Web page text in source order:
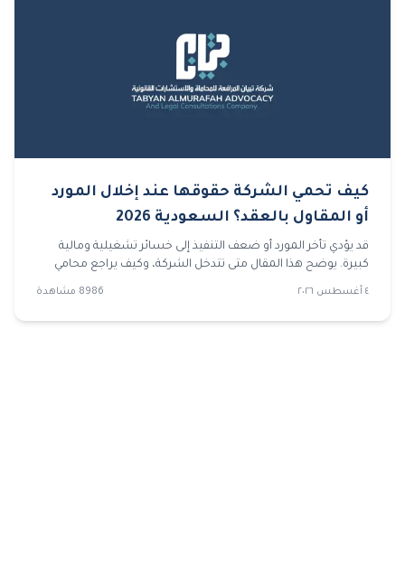
كيف تحمي الشركة حقوقها عند إخلال المورد
أو المقاول بالعقد؟ السعودية 2026
قد يؤدي تأخر المورد أو ضعف التنفيذ إلى خسائر تشغيلية ومالية
كبيرة. يوضح هذا المقال متى تتدخل الشركة، وكيف يراجع محامي
شركات العقد والمستندات، وما الخطوات التي تسبق رفع قضايا
٤ أغسطس ٢٠٢٦ 8986 مشاهدة